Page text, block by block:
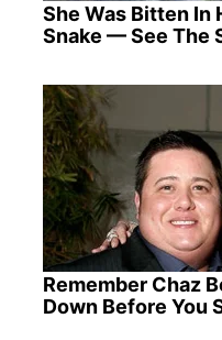
She Was Bitten In
Snake — See The
Remember Chaz
Down Before You